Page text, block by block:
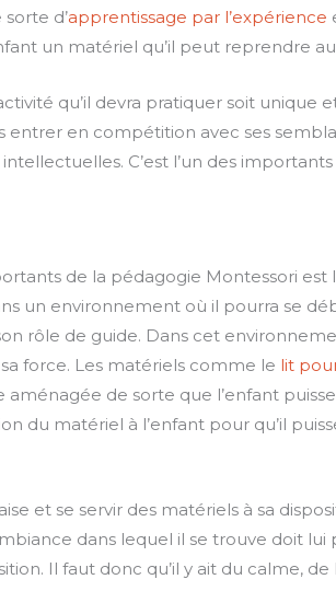
d’apprentissage par l’expérience
un matériel qu’il peut reprendre
qu’il devra pratiquer soit unique
en compétition avec ses
C’est l’un des
de la pédagogie Montessori est
un environnement où il pourra se
rôle de guide. Dans cet
force. Les matériels comme le lit
de sorte que l’enfant
du matériel à l’enfant pour qu’il
et se servir des matériels à sa
dans lequel il se trouve doit
Il faut donc qu’il y ait du calme,